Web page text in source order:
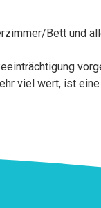
Bett und
viel wert, ist